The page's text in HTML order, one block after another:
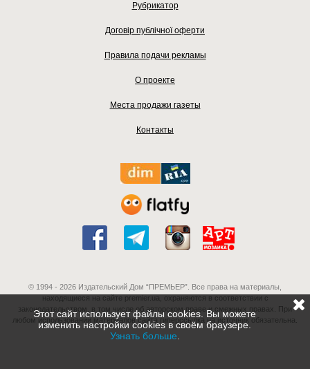
Рубрикатор
Договір публічної оферти
Правила подачи рекламы
О проекте
Места продажи газеты
Контакты
© 1994 - 2026 Издательский Дом “ПРЕМЬЕР”. Все права на материалы,
находящиеся на сайте premier.ua, охраняются в соответствии с
законодательством, в том числе об авторском праве и смежных правах. При
любом использовании материалов сайта гиперссылка на источник обязательна.
Этот сайт использует файлы cookies. Вы можете
изменить настройки cookies в своём браузере.
Узнать больше